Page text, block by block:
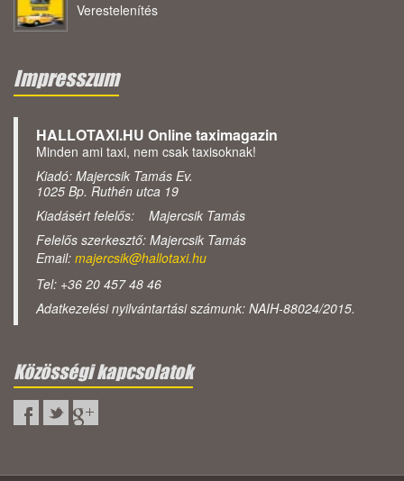
Verestelenítés
Impresszum
HALLOTAXI.HU Online taximagazin
Minden ami taxi, nem csak taxisoknak!
Kiadó: Majercsik Tamás Ev.
1025 Bp. Ruthén utca 19
Kiadásért felelős: Majercsik Tamás
Felelős szerkesztő: Majercsik Tamás
Email: majercsik@hallotaxi.hu
Tel: +36 20 457 48 46
Adatkezelési nyilvántartási számunk: NAIH-88024/2015.
Közösségi kapcsolatok